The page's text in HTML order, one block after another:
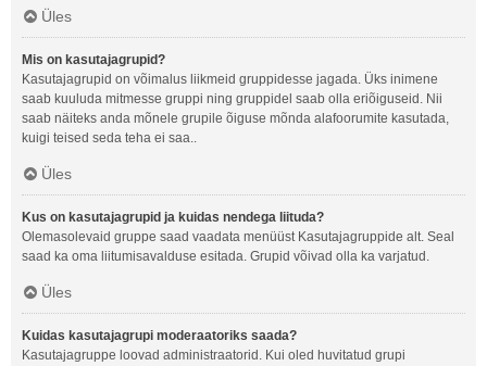
Üles
Mis on kasutajagrupid?
Kasutajagrupid on võimalus liikmeid gruppidesse jagada. Üks inimene
saab kuuluda mitmesse gruppi ning gruppidel saab olla eriõiguseid. Nii
saab näiteks anda mõnele grupile õiguse mõnda alafoorumite kasutada,
kuigi teised seda teha ei saa..
Üles
Kus on kasutajagrupid ja kuidas nendega liituda?
Olemasolevaid gruppe saad vaadata menüüst Kasutajagruppide alt. Seal
saad ka oma liitumisavalduse esitada. Grupid võivad olla ka varjatud.
Üles
Kuidas kasutajagrupi moderaatoriks saada?
Kasutajagruppe loovad administraatorid. Kui oled huvitatud grupi